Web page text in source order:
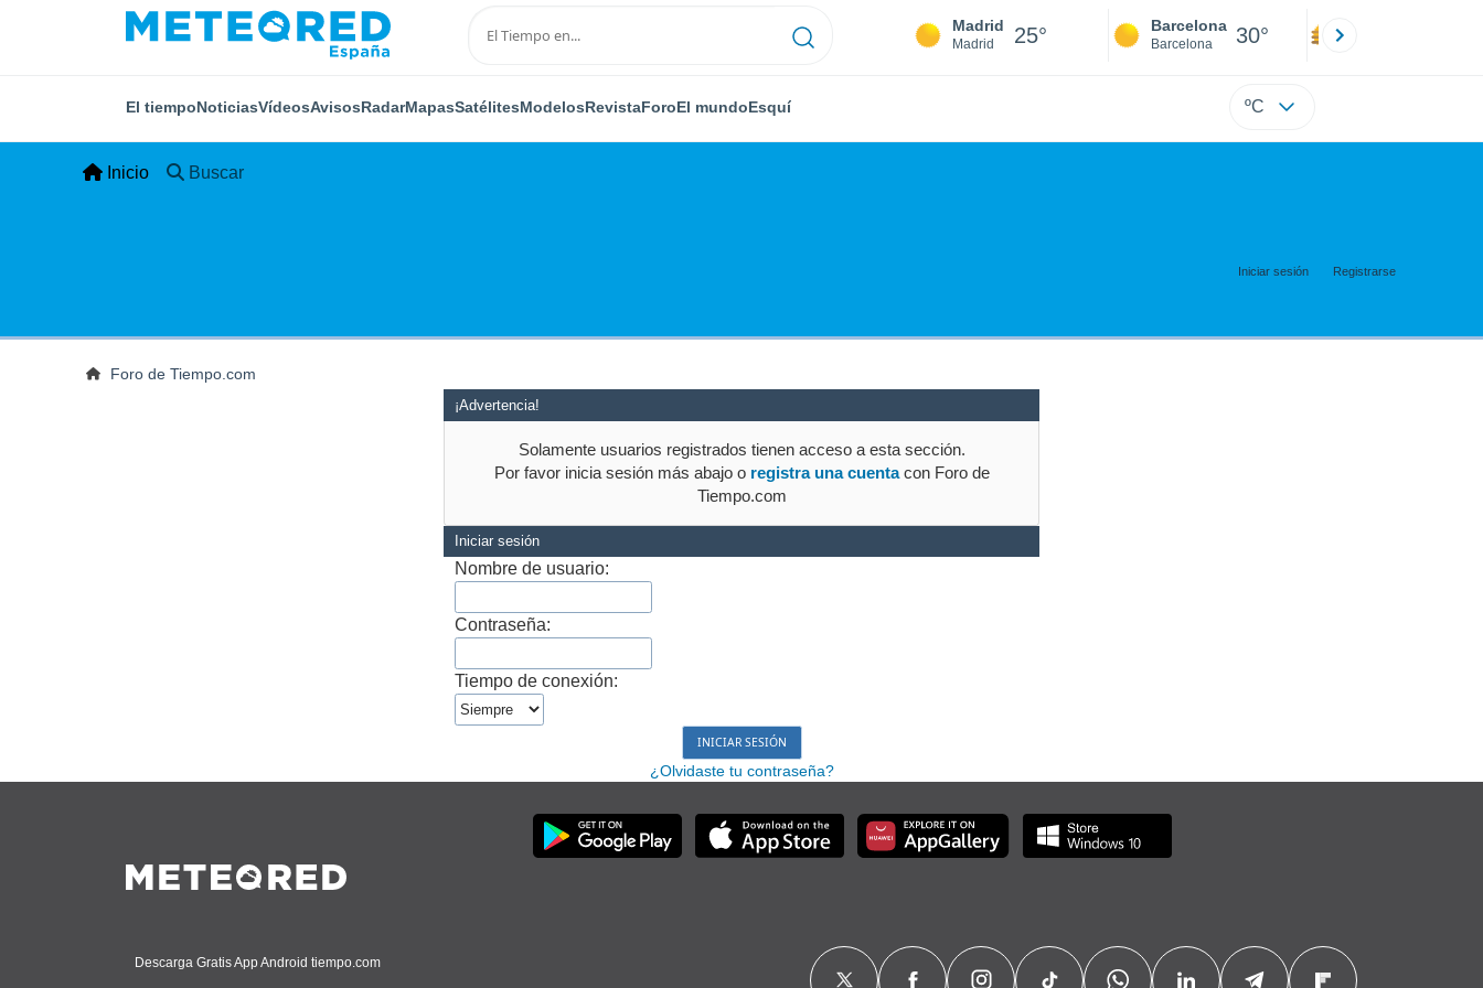
Madrid
Madrid 25° Barcelona
Barcelona 30°
El tiempoNoticiasVídeosAvisosRadarMapasSatélitesModelosRevistaForoEl mundoEsquí ºC
Inicio Buscar
Iniciar sesión Registrarse
Foro de Tiempo.com
¡Advertencia!
Solamente usuarios registrados tienen acceso a esta sección.
Por favor inicia sesión más abajo o registra una cuentacon Foro de
Tiempo.com
Iniciar sesión
Nombre de usuario:
Contraseña:
Tiempo de conexión:
¿Olvidaste tu contraseña?
Descarga Gratis App Android tiempo.com